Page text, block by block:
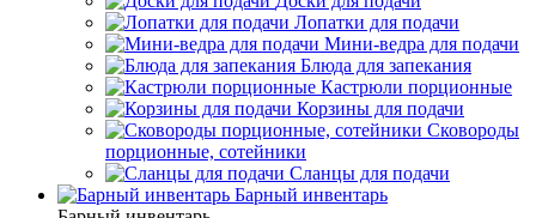
Лопатки для подачи
Мини-ведра для подачи
Блюда для запекания
Кастрюли порционные
Корзины для подачи
Сковороды
порционные, сотейники
Сланцы для подачи
Барный инвентарь